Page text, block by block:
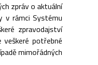
zpráv o aktuální
v rámci Systému
zpravodajství
potřebné
mimořádných